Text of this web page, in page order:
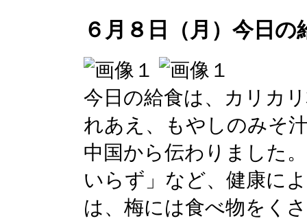
６月８日（月）今日の
今日の給食は、カリカ
れあえ、もやしのみそ
中国から伝わりました
いらず」など、健康に
は、梅には食べ物をく